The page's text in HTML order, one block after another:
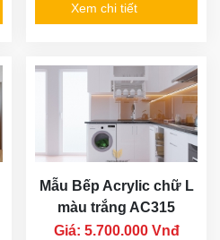
Xem chi tiết
Mẫu Bếp Acrylic chữ L
màu trắng AC315
Giá: 5.700.000 Vnđ